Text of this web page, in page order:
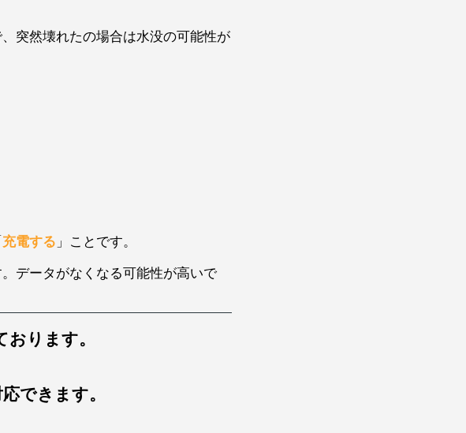
突然壊れたの場合は水没の可能性が
充電する 」ことです。
データがなくなる可能性が高いで
ります。
できます。